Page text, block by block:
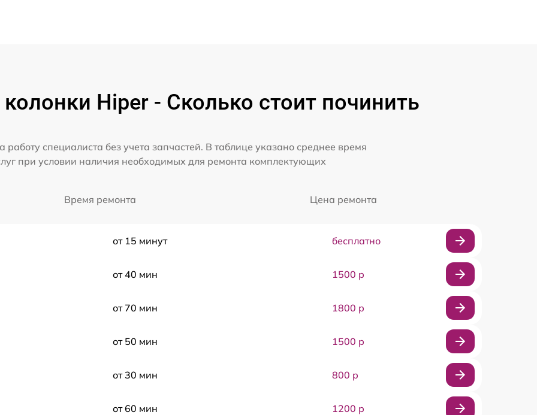
Hiper - Сколько стоит починить
работу специалиста без учета запчастей. В таблице указано среднее время
при условии наличия необходимых для ремонта комплектующих
Время ремонта Цена ремонта
от 15 минут бесплатно
от 40 мин 1500 р
от 70 мин 1800 р
от 50 мин 1500 р
от 30 мин 800 р
от 60 мин 1200 р